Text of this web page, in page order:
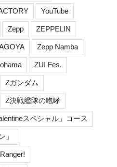
YouTube
Zepp ZEPPELIN
Zepp Namba
ZUI Fes.
Zガンダム
Z決戦艦隊の咆哮
スペシャル」コース
」